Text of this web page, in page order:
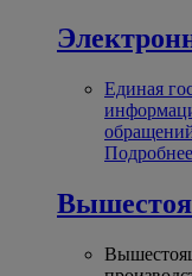
Единая
Подробнее